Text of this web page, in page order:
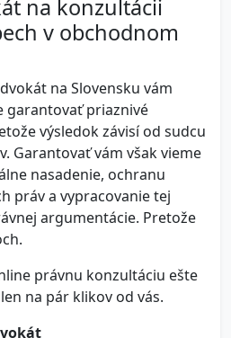
na konzultácii
v obchodnom
na Slovensku vám
garantovať priaznivé
výsledok závisí od sudcu
Garantovať vám však vieme
nasadenie, ochranu
práv a vypracovanie tej
argumentácie. Pretože
právnu konzultáciu ešte
na pár klikov od vás.